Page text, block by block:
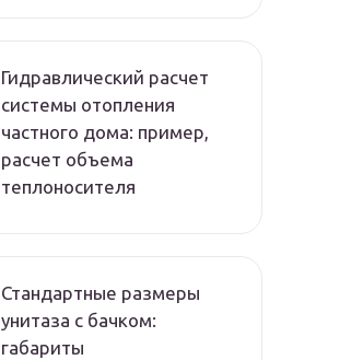
Гидравлический расчет
системы отопления
частного дома: пример,
расчет объема
теплоносителя
Стандартные размеры
унитаза с бачком:
габариты